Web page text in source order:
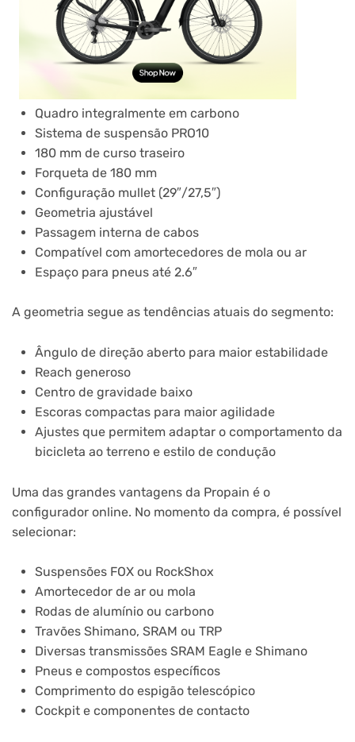
Quadro integralmente em carbono
Sistema de suspensão PRO10
180 mm de curso traseiro
Forqueta de 180 mm
Configuração mullet (29″/27,5″)
Geometria ajustável
Passagem interna de cabos
Compatível com amortecedores de mola ou ar
Espaço para pneus até 2.6″
A geometria segue as tendências atuais do segmento:
Ângulo de direção aberto para maior estabilidade
Reach generoso
Centro de gravidade baixo
Escoras compactas para maior agilidade
Ajustes que permitem adaptar o comportamento da
bicicleta ao terreno e estilo de condução
Uma das grandes vantagens da Propain é o
configurador online. No momento da compra, é possível
selecionar:
Suspensões FOX ou RockShox
Amortecedor de ar ou mola
Rodas de alumínio ou carbono
Travões Shimano, SRAM ou TRP
Diversas transmissões SRAM Eagle e Shimano
Pneus e compostos específicos
Comprimento do espigão telescópico
Cockpit e componentes de contacto